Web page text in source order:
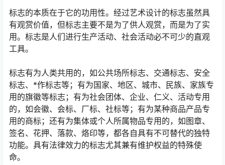
标志的本质在于它的功用性。经过艺术设计的标志虽然具
有观赏价值，但标志主要不是为了供人观赏，而是为了实
用。标志是人们进行生产活动、社会活动必不可少的直观
工具。
标志有为人类共用的，如公共场所标志、交通标志、安全
标志、*作标志等；有为国家、地区、城市、民族、家族专
用的旗徽等标志；有为社会团体、企业、仁义、活动专用
的，如会徽、会标、厂标、社标等；有为某种商品产品专
用的商标；还有为集体或个人所属物品专用的，如图章、
签名、花押、落款、烙印等，都各自具有不可替代的独特
功能。具有法律效力的标志尤其兼有维护权益的特殊使
命。